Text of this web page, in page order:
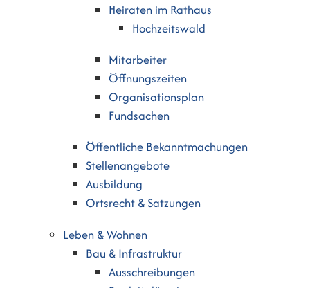
Heiraten im Rathaus
Hochzeitswald
Mitarbeiter
Öffnungszeiten
Organisationsplan
Fundsachen
Öffentliche Bekanntmachungen
Stellenangebote
Ausbildung
Ortsrecht & Satzungen
Leben & Wohnen
Bau & Infrastruktur
Ausschreibungen